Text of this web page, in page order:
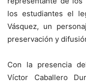
los estudiantes el
Vásquez, un
preservación y
Con la presencia
Víctor Caballero